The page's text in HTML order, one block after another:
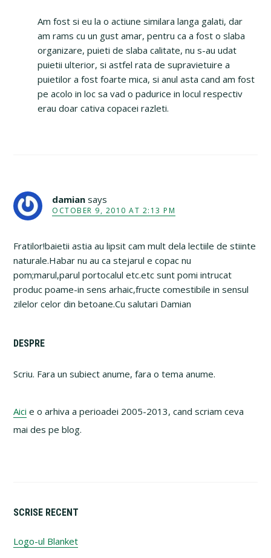
Am fost si eu la o actiune similara langa galati, dar
am rams cu un gust amar, pentru ca a fost o slaba
organizare, puieti de slaba calitate, nu s-au udat
puietii ulterior, si astfel rata de supravietuire a
puietilor a fost foarte mica, si anul asta cand am fost
pe acolo in loc sa vad o padurice in locul respectiv
erau doar cativa copacei razleti.
damian says
OCTOBER 9, 2010 AT 2:13 PM
Fratilor!baietii astia au lipsit cam mult dela lectiile de stiinte
naturale.Habar nu au ca stejarul e copac nu
pom;marul,parul portocalul etc.etc sunt pomi intrucat
produc poame-in sens arhaic,fructe comestibile in sensul
zilelor celor din betoane.Cu salutari Damian
Primary
Sidebar
DESPRE
Scriu. Fara un subiect anume, fara o tema anume.
Aici e o arhiva a perioadei 2005-2013, cand scriam ceva
mai des pe blog.
SCRISE RECENT
Logo-ul Blanket